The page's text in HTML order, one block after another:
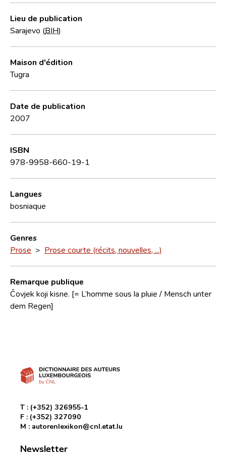
Lieu de publication
Sarajevo (BIH)
Maison d'édition
Tugra
Date de publication
2007
ISBN
978-9958-660-19-1
Langues
bosniaque
Genres
Prose > Prose courte (récits, nouvelles, ...)
Remarque publique
Čovjek koji kisne. [= L’homme sous la pluie / Mensch unter
dem Regen]
T : (+352) 326955-1
F : (+352) 327090
M : autorenlexikon@cnl.etat.lu
Newsletter